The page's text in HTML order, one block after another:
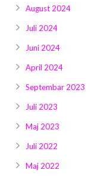
August 2024
Juli 2024
Juni 2024
April 2024
Septembar 2023
Juli 2023
Maj 2023
Juli 2022
Maj 2022